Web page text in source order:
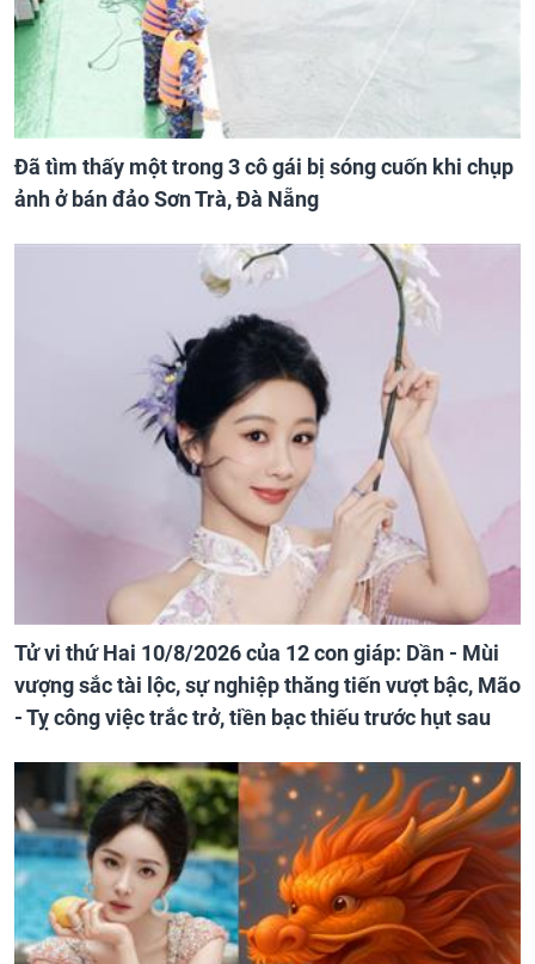
Đã tìm thấy một trong 3 cô gái bị sóng cuốn khi chụp
ảnh ở bán đảo Sơn Trà, Đà Nẵng
Tử vi thứ Hai 10/8/2026 của 12 con giáp: Dần - Mùi
vượng sắc tài lộc, sự nghiệp thăng tiến vượt bậc, Mão
- Tỵ công việc trắc trở, tiền bạc thiếu trước hụt sau